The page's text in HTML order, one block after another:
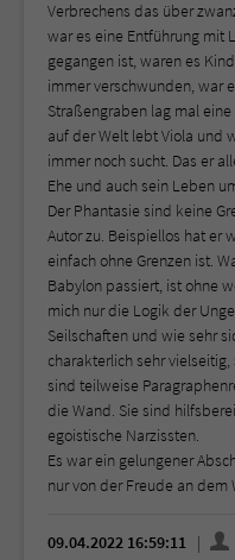
Verbrechens das über
war es eine Entführung mit
gegangen ist, waren es
immer verschwunden, war
Straßengraben lag mal
auf der Welt lebt Viola und
immer noch sucht. Das er
Ehe und auch sein Leben
Der Phantasie sind keine
Autor zu. Beispiellos hat er
einfach ohne Grenzen ist.
Babylon passiert, ist ohne
mich nur die Logik der
Seilschaften und wie sehr
charakterlich sehr
sind teilweise
die Wand. Sie sind
egoistische Narzissten.
Es war ein gelungener
nur von der Freude an dem
09.04.2022 16:59:11